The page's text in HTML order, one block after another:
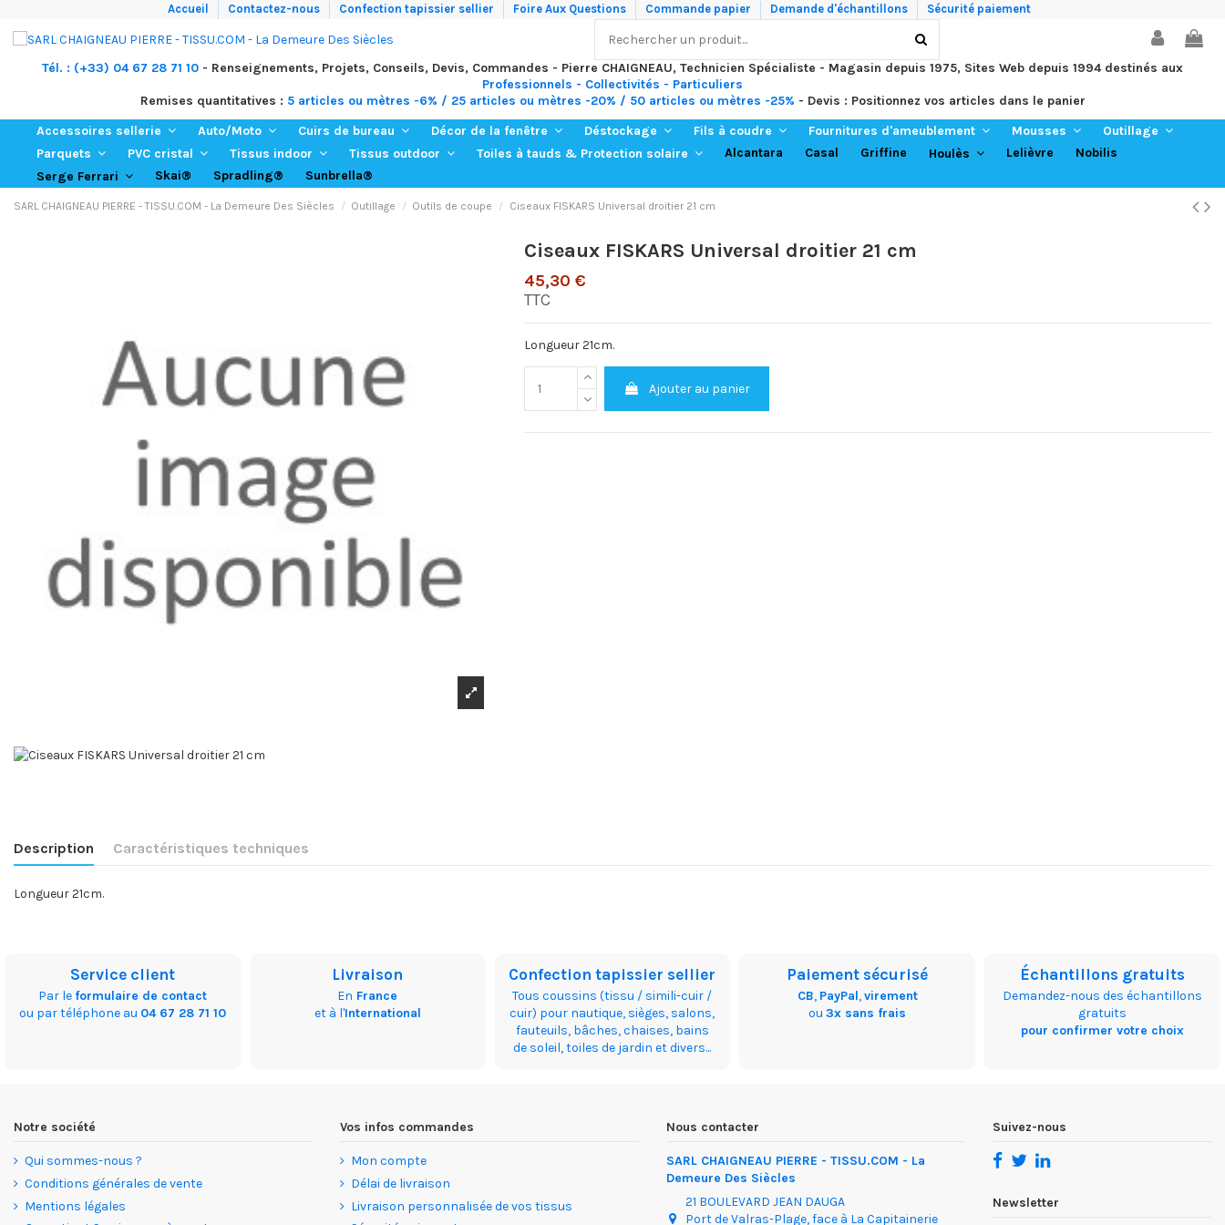
Accueil Contactez-nous Confection tapissier sellier Foire Aux Questions Commande papier Demande d'échantillons Sécurité paiement
Tél. : (+33) 04 67 28 71 10 - Renseignements, Projets, Conseils, Devis, Commandes - Pierre CHAIGNEAU, Technicien Spécialiste - Magasin depuis 1975, Sites Web depuis 1994 destinés aux
Professionnels - Collectivités - Particuliers
Remises quantitatives : 5 articles ou mètres -6% / 25 articles ou mètres -20% / 50 articles ou mètres -25% - Devis : Positionnez vos articles dans le panier
Accessoires sellerie
Auto/Moto Cuirs de bureau Décor de la fenêtre Déstockage Fils à coudre Fournitures d'ameublement Mousses
Outillage
Parquets
PVC cristal Tissus indoor Tissus outdoor Toiles à tauds & Protection solaire Alcantara Casal Griffine Houlès Lelièvre
Nobilis
Serge Ferrari
Skai® Spradling® Sunbrella®
SARL CHAIGNEAU PIERRE - TISSU.COM - La Demeure Des Siècles Outillage Outils de coupe Ciseaux FISKARS Universal droitier 21 cm
Ciseaux FISKARS Universal droitier 21 cm
45,30 €
TTC
Longueur 21cm.
Ajouter au panier
Description Caractéristiques techniques
Longueur 21cm.
Service client
Par le formulaire de contact
ou par téléphone au 04 67 28 71 10
Livraison
En France
et à l'International
Confection tapissier sellier
Tous coussins (tissu / simili-cuir /
cuir) pour nautique, sièges, salons,
fauteuils, bâches, chaises, bains
de soleil, toiles de jardin et divers...
Paiement sécurisé
CB, PayPal,virement
ou3x sans frais
Échantillons gratuits
Demandez-nous des échantillons
gratuits
pour confirmer votre choix
Notre société
Qui sommes-nous ?
Conditions générales de vente
Mentions légales
Vos infos commandes
Mon compte
Délai de livraison
Livraison personnalisée de vos tissus
Nous contacter
SARL CHAIGNEAU PIERRE - TISSU.COM - La
Demeure Des Siècles
21 BOULEVARD JEAN DAUGA
Port de Valras-Plage, face à La Capitainerie
Suivez-nous
Newsletter